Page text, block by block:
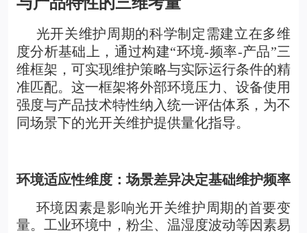
光开关维护周期的科学制定需建立在多维
度分析基础上，通过构建“环境-频率-产品”三
维框架，可实现维护策略与实际运行条件的精
准匹配。这一框架将外部环境压力、设备使用
强度与产品技术特性纳入统一评估体系，为不
同场景下的光开关维护提供量化指导。
环境适应性维度：场景差异决定基础维护频率
环境因素是影响光开关维护周期的首要变
量。工业环境中，粉尘、温湿度波动等因素易